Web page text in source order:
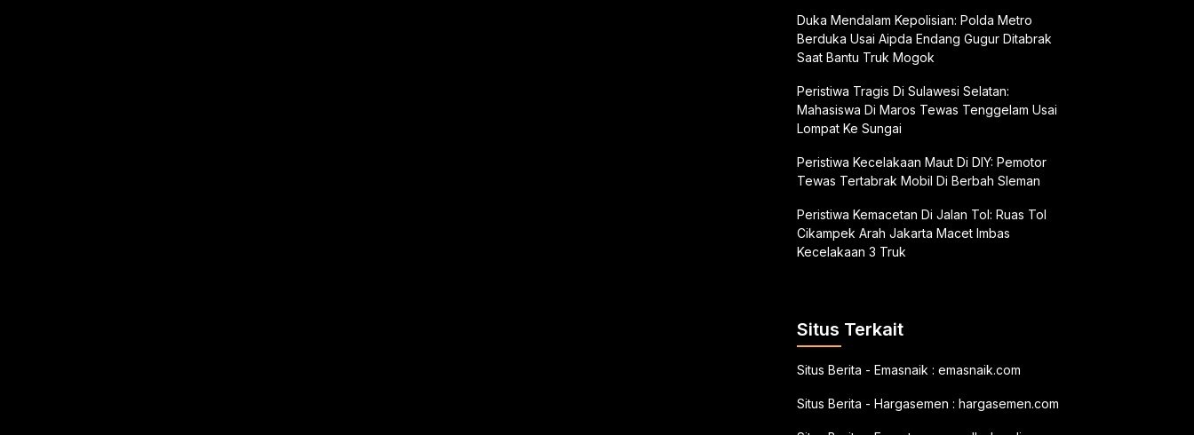
Duka Mendalam Kepolisian: Polda Metro
Berduka Usai Aipda Endang Gugur Ditabrak
Saat Bantu Truk Mogok
Peristiwa Tragis Di Sulawesi Selatan:
Mahasiswa Di Maros Tewas Tenggelam Usai
Lompat Ke Sungai
Peristiwa Kecelakaan Maut Di DIY: Pemotor
Tewas Tertabrak Mobil Di Berbah Sleman
Peristiwa Kemacetan Di Jalan Tol: Ruas Tol
Cikampek Arah Jakarta Macet Imbas
Kecelakaan 3 Truk
Situs Terkait
Situs Berita - Emasnaik : emasnaik.com
Situs Berita - Hargasemen : hargasemen.com